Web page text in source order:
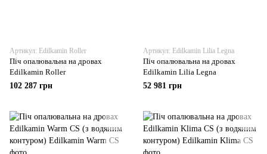
Артикул: Edilkamin Roller
Піч опалювальна на дровах
Edilkamin Roller
102 287 грн
Артикул: Edilkamin Lilia Legna
Піч опалювальна на дровах
Edilkamin Lilia Legna
52 981 грн